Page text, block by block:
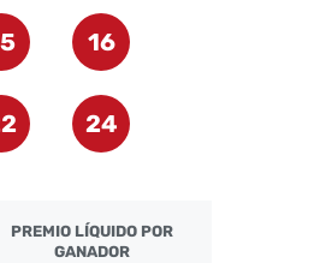
16
24
PREMIO LÍQUIDO POR
GANADOR